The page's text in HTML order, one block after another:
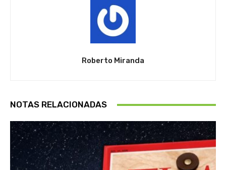
Roberto Miranda
NOTAS RELACIONADAS